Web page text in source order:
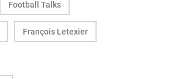
Football Talks
François Letexier